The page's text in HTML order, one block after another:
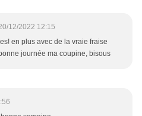
12/2022 12:15
en plus avec de la vraie fraise
journée ma coupine, bisous